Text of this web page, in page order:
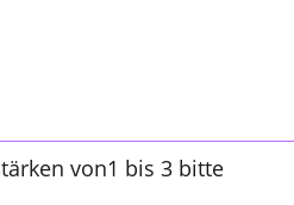
von1 bis 3 bitte